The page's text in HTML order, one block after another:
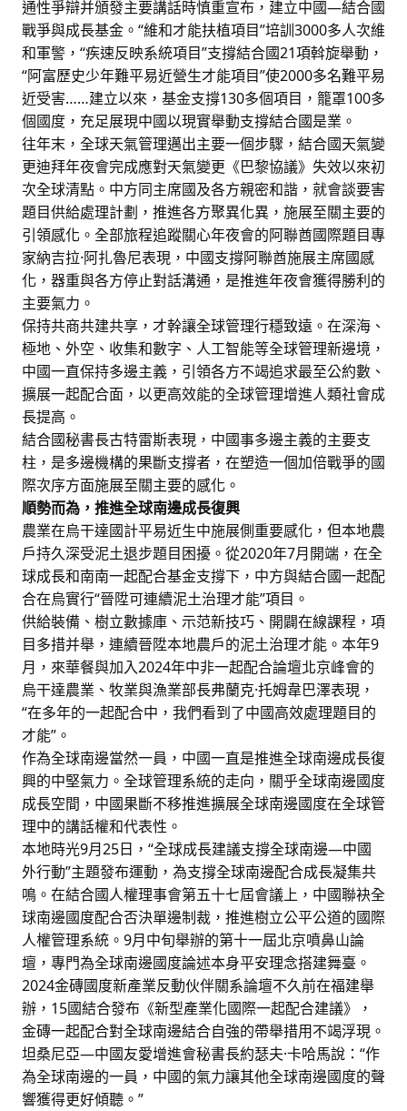
通性爭辯并頒發主要講話時慎重宣布，建立中國—結合國
戰爭與成長基金。“維和才能扶植項目”培訓3000多人次維
和軍警，“疾速反映系統項目”支撐結合國21項斡旋舉動，
“阿富歷史少年難平易近營生才能項目”使2000多名難平易
近受害……建立以來，基金支撐130多個項目，籠罩100多
個國度，充足展現中國以現實舉動支撐結合國是業。
往年末，全球天氣管理邁出主要一個步驟，結合國天氣變
更迪拜年夜會完成應對天氣變更《巴黎協議》失效以來初
次全球清點。中方同主席國及各方親密和諧，就會談要害
題目供給處理計劃，推進各方聚異化異，施展至關主要的
引領感化。全部旅程追蹤關心年夜會的阿聯酋國際題目專
家納吉拉·阿扎魯尼表現，中國支撐阿聯酋施展主席國感
化，器重與各方停止對話溝通，是推進年夜會獲得勝利的
主要氣力。
保持共商共建共享，才幹讓全球管理行穩致遠。在深海、
極地、外空、收集和數字、人工智能等全球管理新邊境，
中國一直保持多邊主義，引領各方不竭追求最至公約數、
擴展一起配合面，以更高效能的全球管理增進人類社會成
長提高。
結合國秘書長古特雷斯表現，中國事多邊主義的主要支
柱，是多邊機構的果斷支撐者，在塑造一個加倍戰爭的國
際次序方面施展至關主要的感化。
順勢而為，推進全球南邊成長復興
農業在烏干達國計平易近生中施展側重要感化，但本地農
戶持久深受泥土退步題目困擾。從2020年7月開端，在全
球成長和南南一起配合基金支撐下，中方與結合國一起配
合在烏實行“晉陞可連續泥土治理才能”項目。
供給裝備、樹立數據庫、示范新技巧、開闢在線課程，項
目多措并舉，連續晉陞本地農戶的泥土治理才能。本年9
月，來華餐與加入2024年中非一起配合論壇北京峰會的
烏干達農業、牧業與漁業部長弗蘭克·托姆韋巴澤表現，
“在多年的一起配合中，我們看到了中國高效處理題目的
才能”。
作為全球南邊當然一員，中國一直是推進全球南邊成長復
興的中堅氣力。全球管理系統的走向，關乎全球南邊國度
成長空間，中國果斷不移推進擴展全球南邊國度在全球管
理中的講話權和代表性。
本地時光9月25日，“全球成長建議支撐全球南邊—中國
外行動”主題發布運動，為支撐全球南邊配合成長凝集共
鳴。在結合國人權理事會第五十七屆會議上，中國聯袂全
球南邊國度配合否決單邊制裁，推進樹立公平公道的國際
人權管理系統。9月中旬舉辦的第十一屆北京噴鼻山論
壇，專門為全球南邊國度論述本身平安理念搭建舞臺。
2024金磚國度新產業反動伙伴關系論壇不久前在福建舉
辦，15國結合發布《新型產業化國際一起配合建議》，
金磚一起配合對全球南邊結合自強的帶舉措用不竭浮現。
坦桑尼亞—中國友愛增進會秘書長約瑟夫·卡哈馬說：“作
為全球南邊的一員，中國的氣力讓其他全球南邊國度的聲
響獲得更好傾聽。”